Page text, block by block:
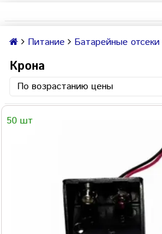
Питание Батарейные отсеки
Крона
50 шт